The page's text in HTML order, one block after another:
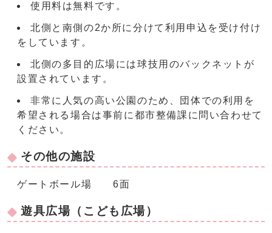
使用料は無料です。
北側と南側の2か所に分けて利用申込を受け付け
をしています。
北側の多目的広場には球技用のバックネットが
設置されています。
非常に人気の高い公園のため、団体での利用を
希望される場合は事前に都市整備課に問い合わせて
ください。
その他の施設
ゲートボール場 6面
遊具広場（こども広場）